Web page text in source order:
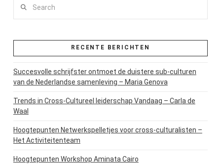
RECENTE BERICHTEN
Succesvolle schrijfster ontmoet de duistere sub-culturen
van de Nederlandse samenleving – Maria Genova
Trends in Cross-Cultureel leiderschap Vandaag – Carla de
Waal
Hoogtepunten Netwerkspelletjes voor cross-culturalisten –
Het Activiteitenteam
Hoogtepunten Workshop Aminata Cairo